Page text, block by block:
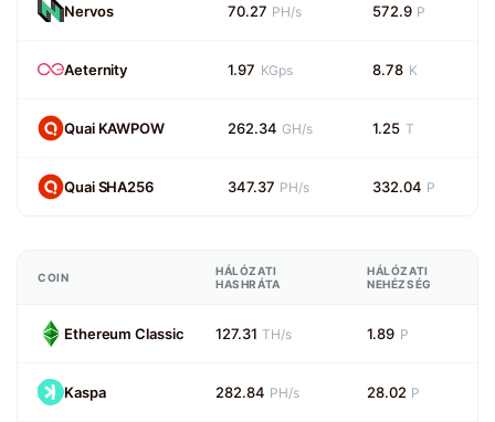
Nervos 70.27 PH/s 572.9 P
Aeternity 1.97 KGps 8.78 K
Quai KAWPOW 262.34 GH/s 1.25 T
Quai SHA256 347.37 PH/s 332.04 P
COIN
HÁLÓZATI
HASHRÁTA
HÁLÓZATI
NEHÉZSÉG
Ethereum Classic 127.31 TH/s 1.89 P
Kaspa 282.84 PH/s 28.02 P